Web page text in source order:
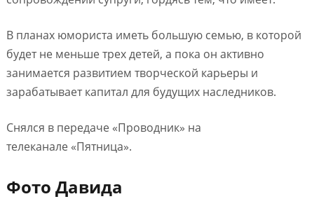
В планах юмориста иметь большую семью, в которой
будет не меньше трех детей, а пока он активно
занимается развитием творческой карьеры и
зарабатывает капитал для будущих наследников.
Снялся в передаче «Проводник» на
телеканале «Пятница».
Фото Давида